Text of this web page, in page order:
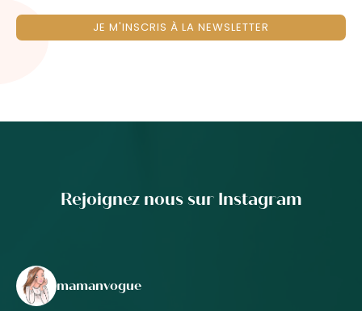
JE M'INSCRIS À LA NEWSLETTER
Rejoignez nous sur Instagram
mamanvogue